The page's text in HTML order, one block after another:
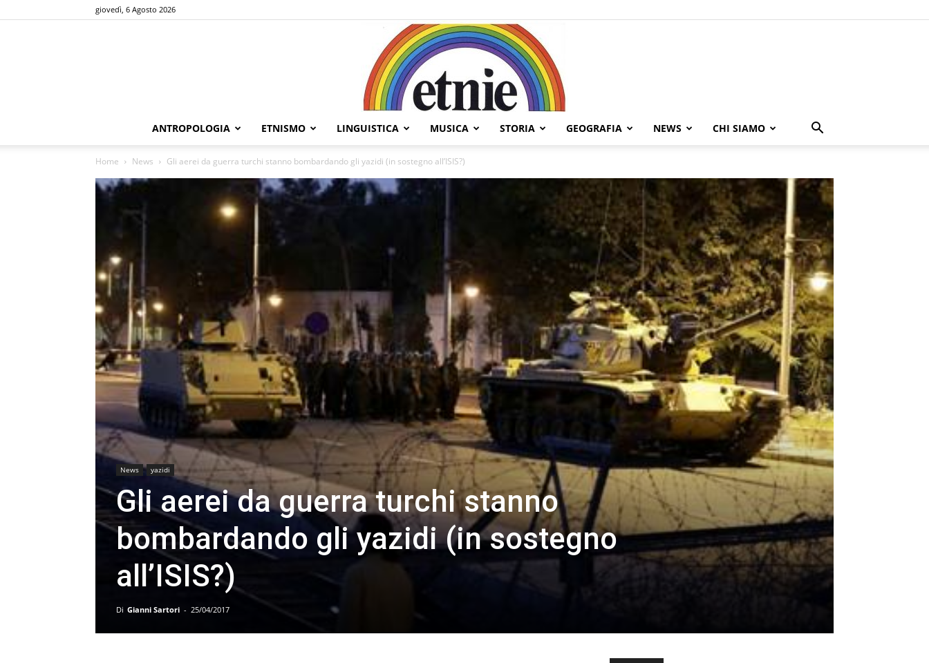
giovedì, 6 Agosto 2026
ANTROPOLOGIA ETNISMO LINGUISTICA MUSICA STORIA GEOGRAFIA NEWS CHI SIAMO
Home News Gli aerei da guerra turchi stanno bombardando gli yazidi (in sostegno all’ISIS?)
News yazidi
Gli aerei da guerra turchi stanno
bombardando gli yazidi (in sostegno
all’ISIS?)
Di Gianni Sartori - 25/04/2017